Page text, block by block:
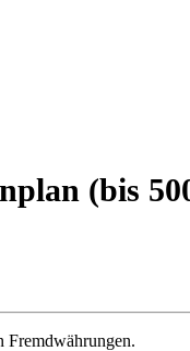
(bis
Fremdwährungen.